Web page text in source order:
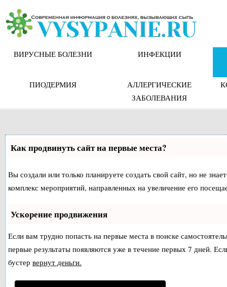
to
content
ВИРУСНЫЕ БОЛЕЗНИ ИНФЕКЦИИ
ПИОДЕРМИЯ
АЛЛЕРГИЧЕСКИЕ
ЗАБОЛЕВАНИЯ
Как продвинуть сайт на первые места?
Вы создали или только планируете создать свой сайт, но не
комплекс мероприятий, направленных на увеличение его
Ускорение продвижения
Если вам трудно попасть на первые места в поиске
первые результаты появляются уже в течение первых 7 дней.
бустер вернут деньги.